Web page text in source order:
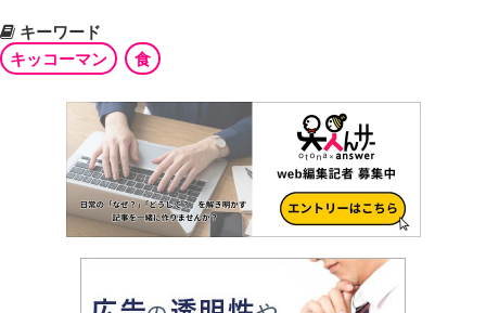
キーワード
キッコーマン
食